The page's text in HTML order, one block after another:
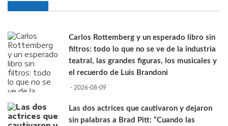
Carlos Rottemberg y un esperado libro sin
filtros: todo lo que no se ve de la industria
teatral, las grandes figuras, los musicales y
el recuerdo de Luis Brandoni
- 2026-08-09
Las dos actrices que cautivaron y dejaron
sin palabras a Brad Pitt: “Cuando las